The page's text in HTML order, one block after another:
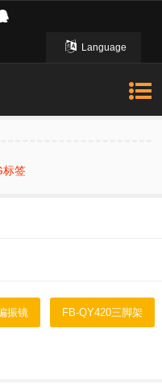
Language
标签
振镜 FB-QY420三脚架